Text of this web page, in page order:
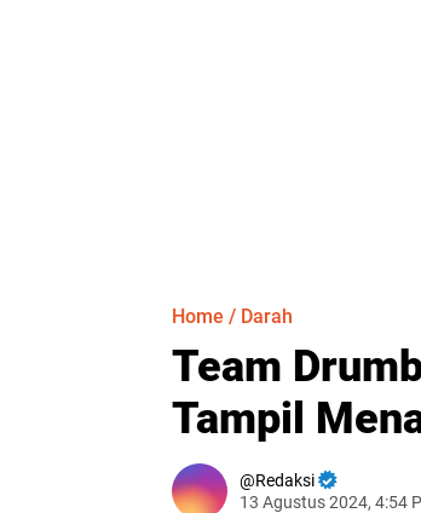
Home / Darah
Team
Tampil
Redaksi
13 Agustus 2024, 4:54